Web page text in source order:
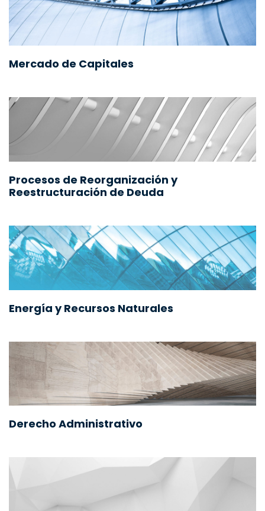
Mercado de Capitales
Procesos de Reorganización y
Reestructuración de Deuda
Energía y Recursos Naturales
Derecho Administrativo